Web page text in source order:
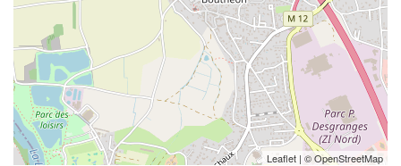
Leaflet | ©OpenStreetMap